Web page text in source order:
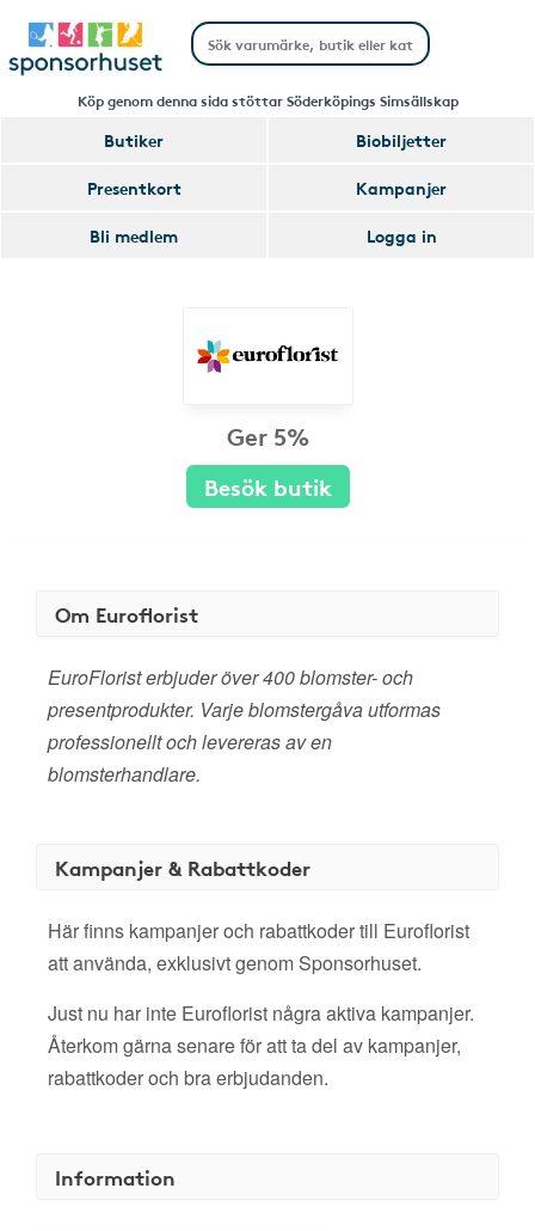
Köp genom denna sida stöttar Söderköpings Simsällskap
Butiker
Biobiljetter
Presentkort
Kampanjer
Bli medlem
Logga in
Ger 5%
Besök butik
Om Euroflorist
EuroFlorist erbjuder över 400 blomster- och
presentprodukter. Varje blomstergåva utformas
professionellt och levereras av en
blomsterhandlare.
Kampanjer & Rabattkoder
Här finns kampanjer och rabattkoder till Euroflorist
att använda, exklusivt genom Sponsorhuset.
Just nu har inte Euroflorist några aktiva kampanjer.
Återkom gärna senare för att ta del av kampanjer,
rabattkoder och bra erbjudanden.
Information